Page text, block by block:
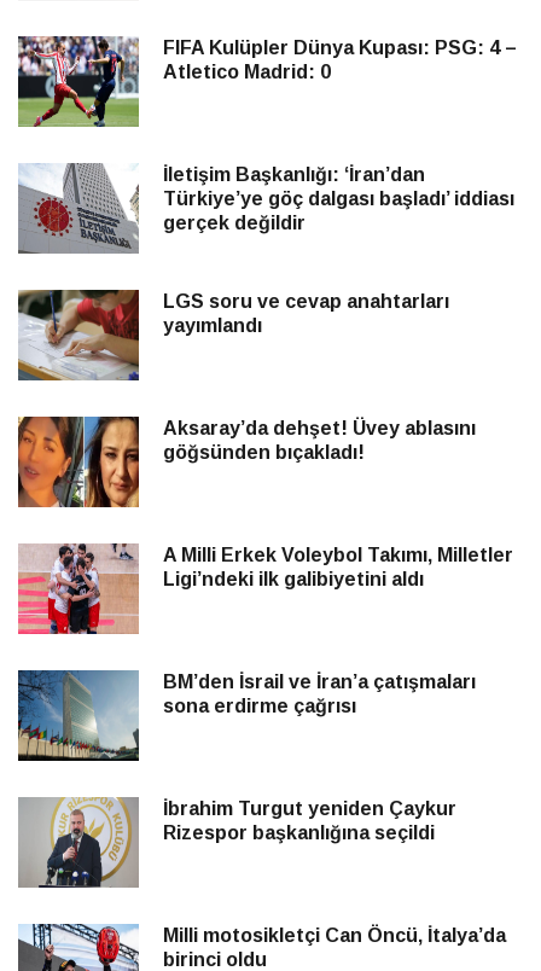
FIFA Kulüpler Dünya Kupası: PSG: 4 –
Atletico Madrid: 0
İletişim Başkanlığı: ‘İran’dan
Türkiye’ye göç dalgası başladı’ iddiası
gerçek değildir
LGS soru ve cevap anahtarları
yayımlandı
Aksaray’da dehşet! Üvey ablasını
göğsünden bıçakladı!
A Milli Erkek Voleybol Takımı, Milletler
Ligi’ndeki ilk galibiyetini aldı
BM’den İsrail ve İran’a çatışmaları
sona erdirme çağrısı
İbrahim Turgut yeniden Çaykur
Rizespor başkanlığına seçildi
Milli motosikletçi Can Öncü, İtalya’da
birinci oldu